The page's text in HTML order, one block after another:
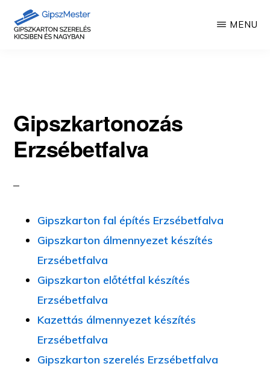
MENU
Gipszkartonozás
Erzsébetfalva
Gipszkarton fal építés Erzsébetfalva
Gipszkarton álmennyezet készítés
Erzsébetfalva
Gipszkarton előtétfal készítés
Erzsébetfalva
Kazettás álmennyezet készítés
Erzsébetfalva
Gipszkarton szerelés Erzsébetfalva